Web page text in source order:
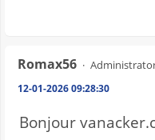
Romax56
12-01-2026 09:28:30
Bonjour